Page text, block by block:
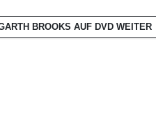
BROOKS AUF DVD WEITER